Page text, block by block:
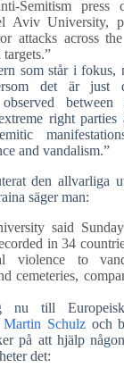
Semitism press
Aviv University,
attacks across
som står i fokus,
det är just
between
right parties
and vandalism.”
den allvarliga
säger man:
said
in 34
violence to
cemeteries,
nu till
Martin Schulz och
på att hjälp
det: